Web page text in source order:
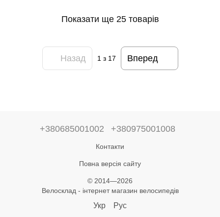
Показати ще 25 товарів
Назад 1 з 17 Вперед
+380685001002 +380975001008
Контакти
Повна версія сайту
© 2014—2026
Велосклад - інтернет магазин велосипедів
Укр Рус